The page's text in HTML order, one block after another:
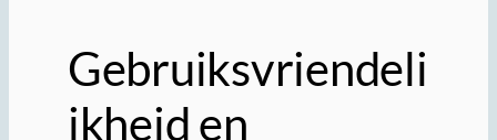
Gebruiksvriendeli
jkheid en